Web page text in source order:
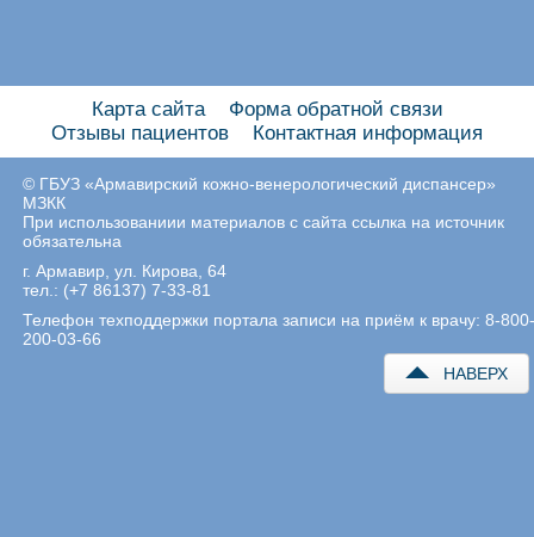
Карта сайта
Форма обратной связи
Отзывы пациентов
Контактная информация
© ГБУЗ «Армавирский кожно-венерологический диспансер»
МЗКК
При использованиии материалов с сайта ссылка на источник
обязательна
г. Армавир, ул. Кирова, 64
тел.: (+7 86137) 7-33-81
Телефон техподдержки портала записи на приём к врачу: 8-800-
200-03-66
НАВЕРХ